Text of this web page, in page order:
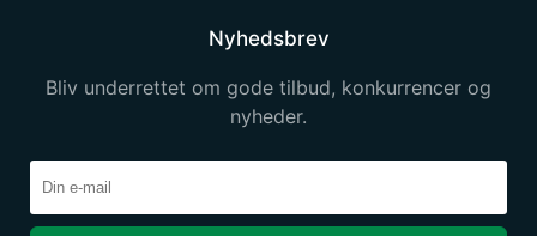
Nyhedsbrev
Bliv underrettet om gode tilbud, konkurrencer og
nyheder.